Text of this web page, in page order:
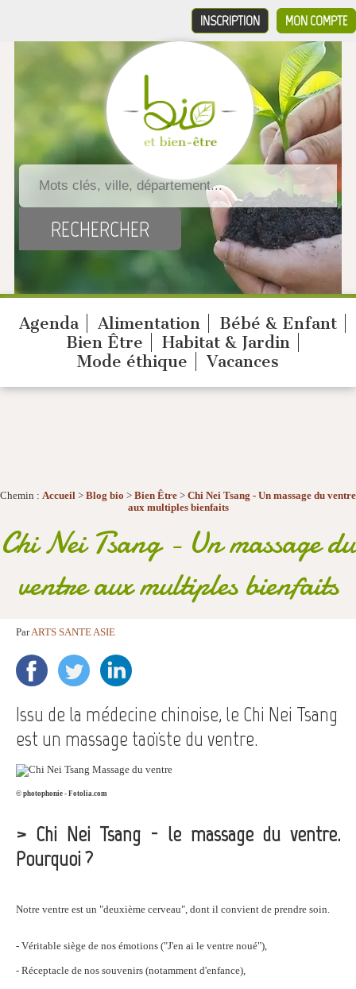
MON COMPTE
INSCRIPTION
Agenda Alimentation
Bébé & Enfant
Bien Être
Habitat & Jardin
Mode éthique
Vacances
Chemin : Accueil > Blog bio > Bien Être > Chi Nei Tsang - Un massage du ventre
aux multiples bienfaits
Chi Nei Tsang - Un massage du
ventre aux multiples bienfaits
ParARTS SANTE ASIE
Issu de la médecine chinoise, le Chi Nei Tsang
est un massage taoïste du ventre.
© photophonie - Fotolia.com
> Chi Nei Tsang - le massage du ventre.
Pourquoi ?
Notre ventre est un "deuxième cerveau", dont il convient de prendre soin.
- Véritable siège de nos émotions ("J'en ai le ventre noué"),
- Réceptacle de nos souvenirs (notamment d'enfance),